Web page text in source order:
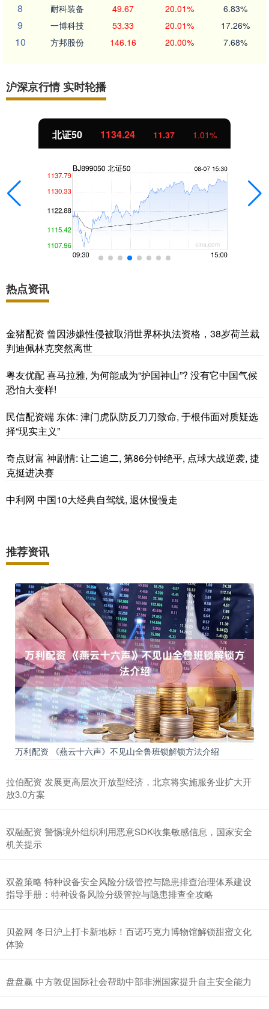
8 耐科装备 49.67 20.01% 6.83%
9 一博科技 53.33 20.01% 17.26%
10 方邦股份 146.16 20.00% 7.68%
沪深京行情 实时轮播
北证50 1134.24 11.37 1.01%
热点资讯
金猪配资 曾因涉嫌性侵被取消世界杯执法资格，38岁荷兰裁
判迪佩林克突然离世
粤友优配 喜马拉雅, 为何能成为“护国神山”? 没有它中国气候
恐怕大变样!
民信配资端 东体: 津门虎队防反刀刀致命, 于根伟面对质疑选
择“现实主义”
奇点财富 神剧情: 让二追二, 第86分钟绝平, 点球大战逆袭, 捷
克挺进决赛
中利网 中国10大经典自驾线, 退休慢慢走
推荐资讯
万利配资 《燕云十六声》不见山全鲁班锁解锁方法介绍
拉伯配资 发展更高层次开放型经济，北京将实施服务业扩大开
放3.0方案
双融配资 警惕境外组织利用恶意SDK收集敏感信息，国家安全
机关提示
双盈策略 特种设备安全风险分级管控与隐患排查治理体系建设
指导手册：特种设备风险分级管控与隐患排查全攻略
贝盈网 冬日沪上打卡新地标！百诺巧克力博物馆解锁甜蜜文化
体验
盘盘赢 中方敦促国际社会帮助中部非洲国家提升自主安全能力